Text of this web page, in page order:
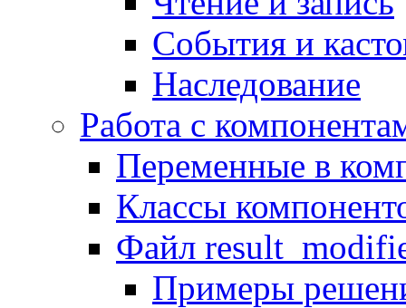
События и
Наследование
Работа с
Переменные в
Классы
Файл
Примеры